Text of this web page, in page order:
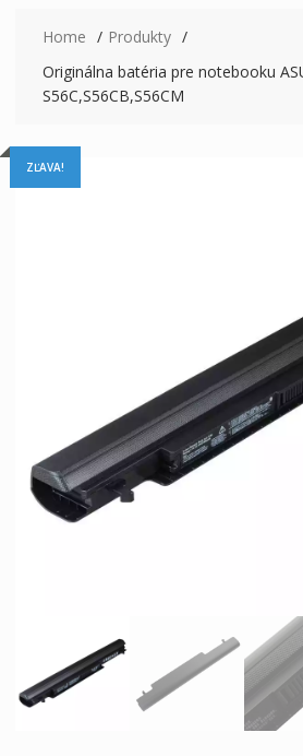
Home
Produkty
Originálna batéria pre notebooku
S56C,S56CB,S56CM
ZĽAVA!